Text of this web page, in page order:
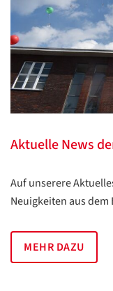
Aktuelle News
Auf unserere
Neuigkeiten aus dem
MEHR DAZU